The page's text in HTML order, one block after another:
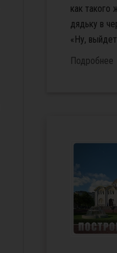
как такого
дядьку в
«Ну,
Подробнее